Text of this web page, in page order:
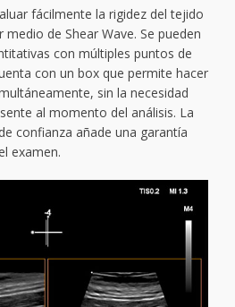
fácilmente la rigidez del tejido
de Shear Wave. Se pueden
con múltiples puntos de
con un box que permite hacer
sin la necesidad
al momento del análisis. La
confianza añade una garantía
examen.